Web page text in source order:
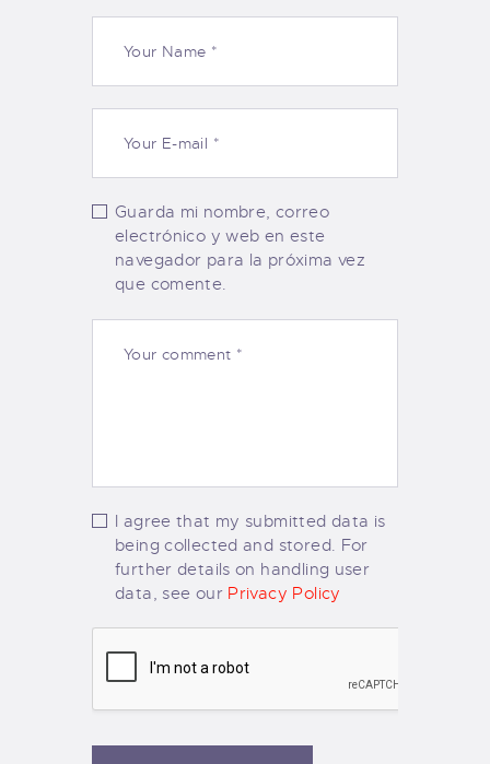
Guarda mi nombre, correo
electrónico y web en este
navegador para la próxima vez
que comente.
I agree that my submitted data is
being collected and stored. For
further details on handling user
data, see our Privacy Policy